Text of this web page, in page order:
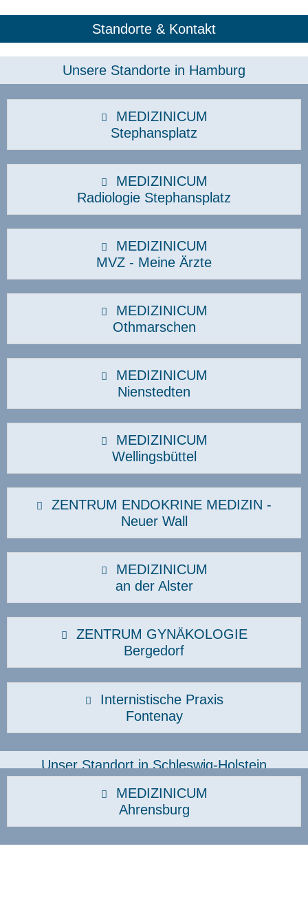
Standorte & Kontakt
Unsere Standorte in Hamburg​
MEDIZINICUM
Stephansplatz
MEDIZINICUM
Radiologie Stephansplatz
MEDIZINICUM
MVZ - Meine Ärzte
MEDIZINICUM
Othmarschen
MEDIZINICUM
Nienstedten
MEDIZINICUM
Wellingsbüttel
ZENTRUM ENDOKRINE MEDIZIN -
Neuer Wall
MEDIZINICUM
an der Alster
ZENTRUM GYNÄKOLOGIE
Bergedorf
Internistische Praxis
Fontenay
Unser Standort in Schleswig-Holstein
MEDIZINICUM
Ahrensburg